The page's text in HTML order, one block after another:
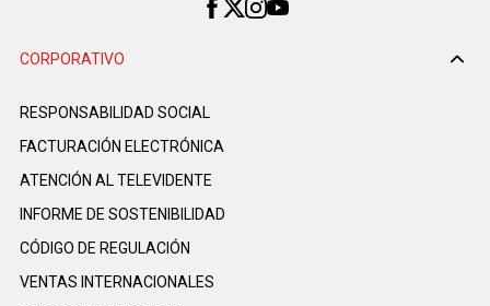
CORPORATIVO
RESPONSABILIDAD SOCIAL
FACTURACIÓN ELECTRÓNICA
ATENCIÓN AL TELEVIDENTE
INFORME DE SOSTENIBILIDAD
CÓDIGO DE REGULACIÓN
VENTAS INTERNACIONALES